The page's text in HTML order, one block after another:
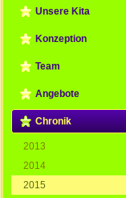
Unsere Kita
Konzeption
Team
Angebote
Chronik
2013
2014
2015